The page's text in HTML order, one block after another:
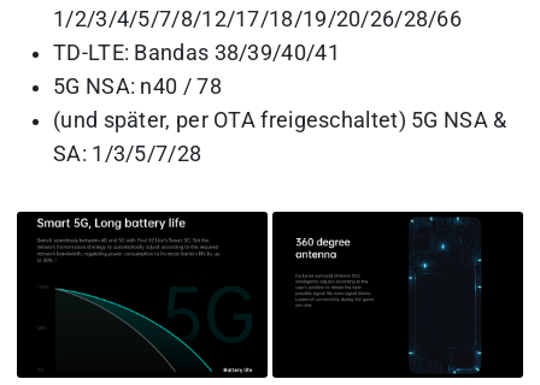
1/2/3/4/5/7/8/12/17/18/19/20/26/28/66
TD-LTE: Bandas 38/39/40/41
5G NSA: n40 / 78
(und später, per OTA freigeschaltet) 5G NSA &
SA: 1/3/5/7/28